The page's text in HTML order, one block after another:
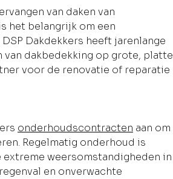
van daken van
het belangrijk om een
Dakdekkers heeft jarenlange
dakbedekking op grote, platte
voor de renovatie of reparatie
onderhoudscontracten aan om
Regelmatig onderhoud is
weersomstandigheden in
en onverwachte